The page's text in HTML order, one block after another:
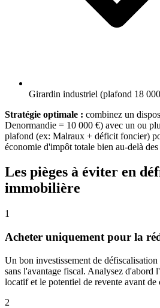
Girardin industriel (plafond 18
Stratégie optimale : combinez un
Denormandie = 10 000 €) avec un ou
plafond (ex: Malraux + déficit foncier)
économie d'impôt totale bien au-delà
Les pièges à éviter en
immobilière
1
Acheter uniquement pour la
Un bon investissement de
sans l'avantage fiscal. Analysez d'abord
locatif et le potentiel de revente avant de
2